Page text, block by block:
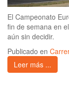
El Campeonato
fin de semana en
aún sin decidir.
Publicado en
Leer más ...